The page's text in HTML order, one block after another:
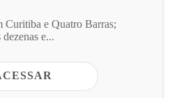
Curitiba e Quatro Barras;
e...